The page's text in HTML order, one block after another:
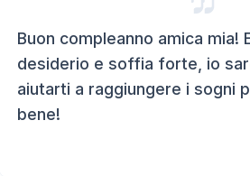
Buon compleanno amica mia!
desiderio e soffia forte, io
aiutarti a raggiungere i sogni
bene!